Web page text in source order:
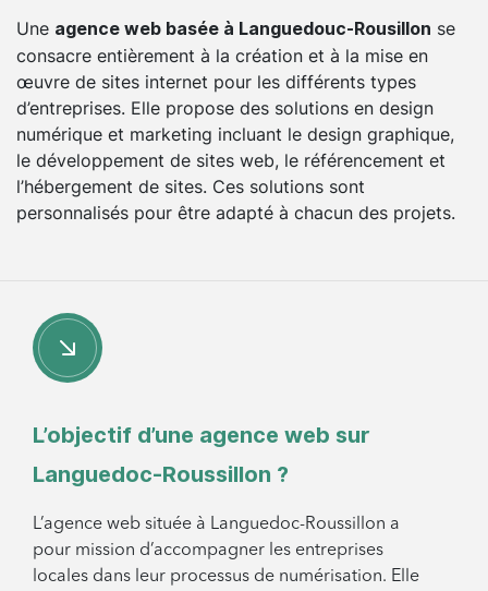
Une agence web basée à Languedouc-Rousillon se
consacre entièrement à la création et à la mise en
œuvre de sites internet pour les différents types
d’entreprises. Elle propose des solutions en design
numérique et marketing incluant le design graphique,
le développement de sites web, le référencement et
l’hébergement de sites. Ces solutions sont
personnalisés pour être adapté à chacun des projets.
L’objectif d’une agence web sur
Languedoc-Roussillon ?
L’agence web située à Languedoc-Roussillon a
pour mission d’accompagner les entreprises
locales dans leur processus de numérisation. Elle